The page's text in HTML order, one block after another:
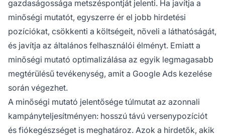
gazdaságossága metszéspontját jelenti. Ha javítja a
minőségi mutatót, egyszerre ér el jobb hirdetési
pozíciókat, csökkenti a költségeit, növeli a láthatóságát,
és javítja az általános felhasználói élményt. Emiatt a
minőségi mutató optimalizálása az egyik legmagasabb
megtérülésű tevékenység, amit a Google Ads kezelése
során végezhet.
A minőségi mutató jelentősége túlmutat az azonnali
kampányteljesítményen: hosszú távú versenypozíciót
és fiókegészséget is meghatároz. Azok a hirdetők, akik